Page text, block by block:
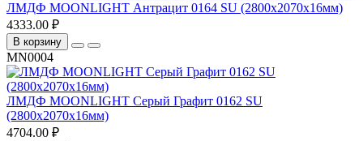
ЛМДФ MOONLIGHT Антрацит 0164 SU (2800х2070х16мм)
4333.00 ₽
В корзину
MN0004
ЛМДФ MOONLIGHT Серый Графит 0162 SU
(2800х2070х16мм)
4704.00 ₽